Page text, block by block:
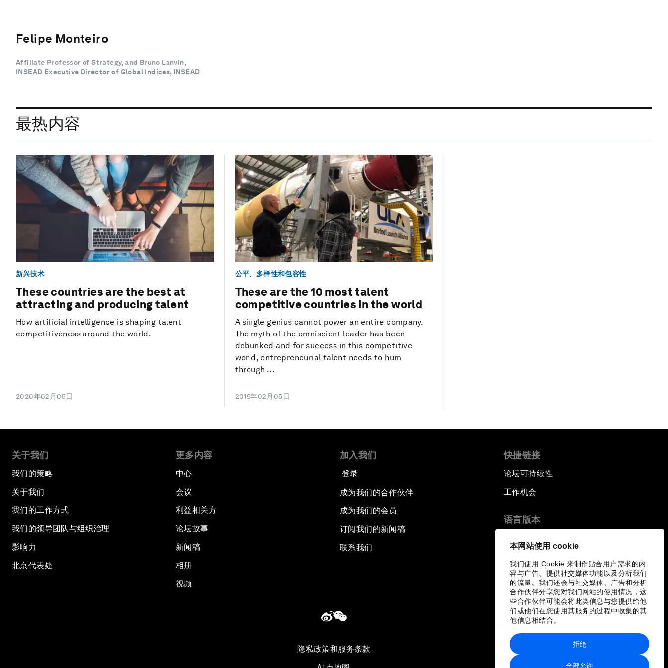
本网站使用 cookie
我们使用 Cookie 来制作贴合用户需求的内
容与广告、提供社交媒体功能以及分析我们
的流量。我们还会与社交媒体、广告和分析
合作伙伴分享您对我们网站的使用情况，这
些合作伙伴可能会将此类信息与您提供给他
们或他们在您使用其服务的过程中收集的其
他信息相结合。
全部允许
拒绝
Felipe Monteiro
Affiliate Professor of Strategy, and Bruno Lanvin,
INSEAD Executive Director of Global Indices, INSEAD
最热内容
新兴技术
These countries are the best at
attracting and producing talent
How artificial intelligence is shaping talent
competitiveness around the world.
2020年02月05日
公平、多样性和包容性
These are the 10 most talent
competitive countries in the world
A single genius cannot power an entire company.
The myth of the omniscient leader has been
debunked and for success in this competitive
world, entrepreneurial talent needs to hum
through ...
2019年02月05日
关于我们
我们的策略
关于我们
我们的工作方式
我们的领导团队与组织治理
影响力
北京代表处
更多内容
中心
会议
利益相关方
论坛故事
新闻稿
相册
视频
加入我们
登录
成为我们的合作伙伴
成为我们的会员
订阅我们的新闻稿
联系我们
快捷链接
论坛可持续性
工作机会
语言版本
隐私政策和服务条款